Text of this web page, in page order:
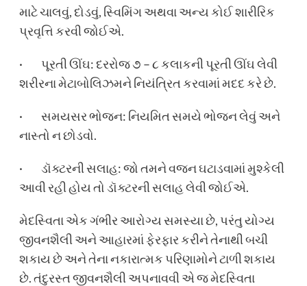
માટે ચાલવું, દોડવું, સ્વિમિંગ અથવા અન્ય કોઈ શારીરિક
પ્રવૃત્તિ કરવી જોઈએ.
· પૂરતી ઊંઘ: દરરોજ ૭ – ૮ કલાકની પૂરતી ઊંઘ લેવી
શરીરના મેટાબોલિઝમને નિયંત્રિત કરવામાં મદદ કરે છે.
· સમયસર ભોજન: નિયમિત સમયે ભોજન લેવું અને
નાસ્તો ન છોડવો.
· ડૉક્ટરની સલાહ: જો તમને વજન ઘટાડવામાં મુશ્કેલી
આવી રહી હોય તો ડૉક્ટરની સલાહ લેવી જોઈએ.
મેદસ્વિતા એક ગંભીર આરોગ્ય સમસ્યા છે, પરંતુ યોગ્ય
જીવનશૈલી અને આહારમાં ફેરફાર કરીને તેનાથી બચી
શકાય છે અને તેના નકારાત્મક પરિણામોને ટાળી શકાય
છે. તંદુરસ્ત જીવનશૈલી અપનાવવી એ જ મેદસ્વિતા